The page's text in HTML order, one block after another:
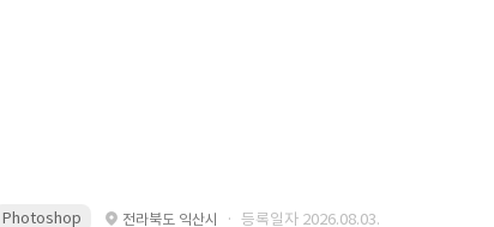
Photoshop 전라북도 익산시 · 등록일자 2026.08.03.